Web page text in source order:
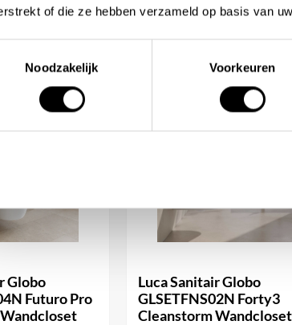
of die ze hebben verzameld op basis van
Noodzakelijk
Voorkeuren
bekeken
Globo
Futuro Pro
Luca Sanitair Globo
GLSETFNS02N Forty3
Cleanstorm Wandcloset